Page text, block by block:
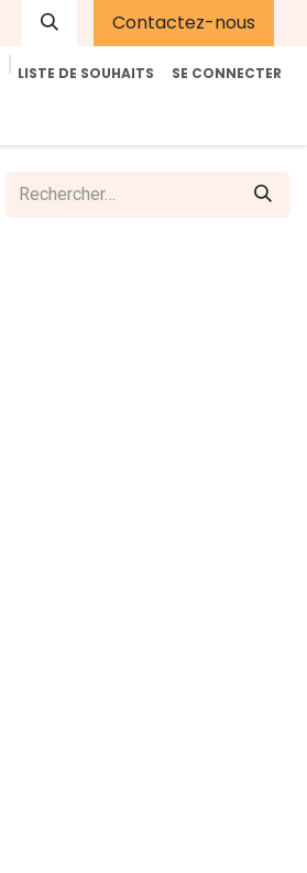
Contactez-nous
LISTE DE SOUHAITS SE CONNECTER